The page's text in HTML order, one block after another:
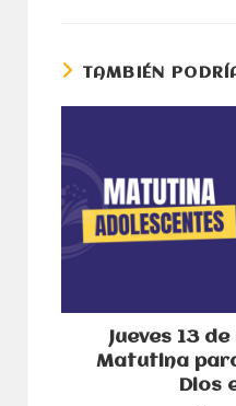
TAMBIÉN
Jueves 13
Matutina
Dios